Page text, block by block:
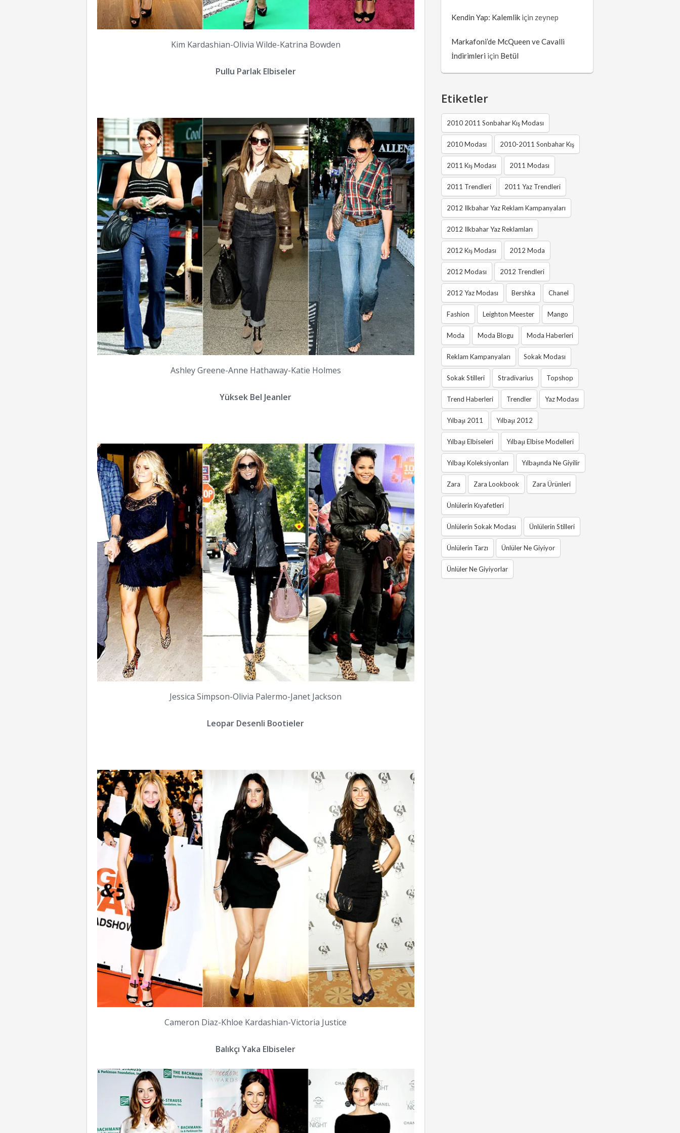
Kim Kardashian-Olivia Wilde-Katrina Bowden
Pullu Parlak Elbiseler
Ashley Greene-Anne Hathaway-Katie Holmes
Yüksek Bel Jeanler
Jessica Simpson-Olivia Palermo-Janet Jackson
Leopar Desenli Bootieler
Cameron Diaz-Khloe Kardashian-Victoria Justice
Balıkçı Yaka Elbiseler
Kendin Yap: Kalemlik için zeynep
Markafoni’de McQueen ve Cavalli
İndirimleri için Betül
Etiketler
2010 2011 Sonbahar Kış Modası
2010 Modası 2010-2011 Sonbahar Kış
2011 Kış Modası 2011 Modası
2011 Trendleri 2011 Yaz Trendleri
2012 Ilkbahar Yaz Reklam Kampanyaları
2012 Ilkbahar Yaz Reklamları
2012 Kış Modası 2012 Moda
2012 Modası 2012 Trendleri
2012 Yaz Modası Bershka Chanel
Fashion Leighton Meester Mango
Moda Moda Blogu Moda Haberleri
Reklam Kampanyaları Sokak Modası
Sokak Stilleri Stradivarius Topshop
Trend Haberleri Trendler Yaz Modası
Yılbaşı 2011 Yılbaşı 2012
Yılbaşı Elbiseleri Yılbaşı Elbise Modelleri
Yılbaşı Koleksiyonları Yılbaşında Ne Giyilir
Zara Zara Lookbook Zara Ürünleri
Ünlülerin Kıyafetleri
Ünlülerin Sokak Modası Ünlülerin Stilleri
Ünlülerin Tarzı Ünlüler Ne Giyiyor
Ünlüler Ne Giyiyorlar